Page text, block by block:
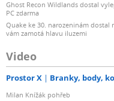
Ghost Recon Wildlands dostal
PC zdarma
Quake ke 30. narozeninám
vám zamotá hlavu iluzemi
Video
Prostor X Branky, body,
Milan Knížák pohřeb